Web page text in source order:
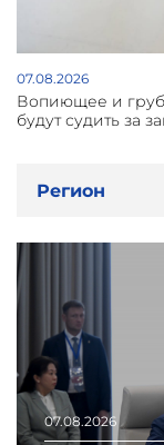
07.08.2026
Вопиющее и
будут судить за
Регион
07.08.2026